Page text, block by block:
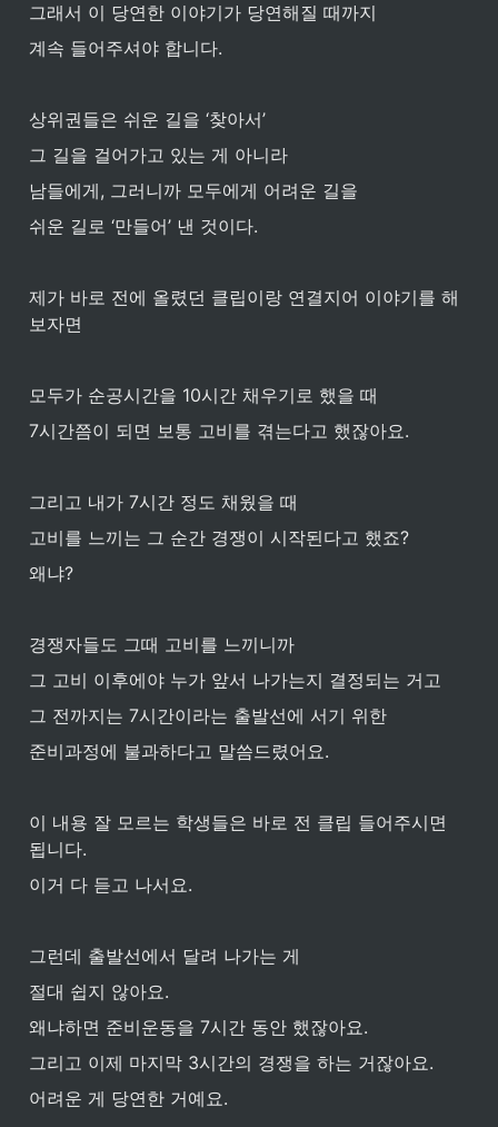
그래서 이 당연한 이야기가 당연해질 때까지
계속 들어주셔야 합니다.
상위권들은 쉬운 길을 ‘찾아서’
그 길을 걸어가고 있는 게 아니라
남들에게, 그러니까 모두에게 어려운 길을
쉬운 길로 ‘만들어’ 낸 것이다.
제가 바로 전에 올렸던 클립이랑 연결지어 이야기를 해
보자면
모두가 순공시간을 10시간 채우기로 했을 때
7시간쯤이 되면 보통 고비를 겪는다고 했잖아요.
그리고 내가 7시간 정도 채웠을 때
고비를 느끼는 그 순간 경쟁이 시작된다고 했죠?
왜냐?
경쟁자들도 그때 고비를 느끼니까
그 고비 이후에야 누가 앞서 나가는지 결정되는 거고
그 전까지는 7시간이라는 출발선에 서기 위한
준비과정에 불과하다고 말씀드렸어요.
이 내용 잘 모르는 학생들은 바로 전 클립 들어주시면
됩니다.
이거 다 듣고 나서요.
그런데 출발선에서 달려 나가는 게
절대 쉽지 않아요.
왜냐하면 준비운동을 7시간 동안 했잖아요.
그리고 이제 마지막 3시간의 경쟁을 하는 거잖아요.
어려운 게 당연한 거예요.